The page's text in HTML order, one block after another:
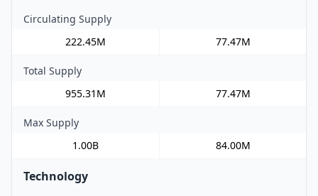
Circulating Supply
222.45M
77.47M
Total Supply
955.31M
77.47M
Max Supply
1.00B
84.00M
Technology